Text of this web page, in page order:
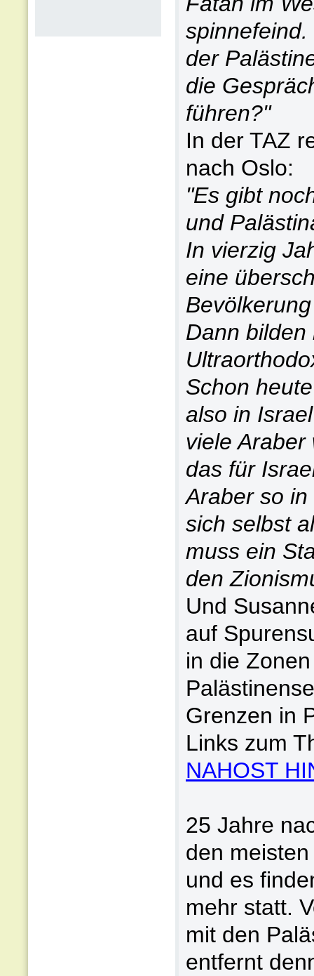
der
die
führen?"
In der TAZ
nach Oslo:
"Es gibt
und
In vierzig
eine
Dann
Schon
also in
viele Araber
das für
Araber so
sich selbst
muss ein
den
Und
auf
in die
Grenzen in
Links zum
NAHOST
25 Jahre
den
und es
mehr statt.
mit den
entfernt